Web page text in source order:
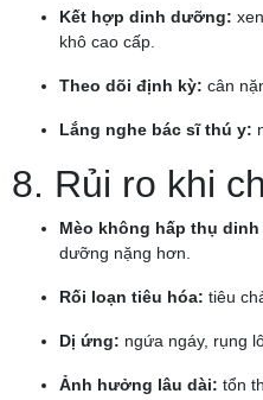
Kết hợp dinh dưỡng:
khô cao cấp.
Theo dõi định kỳ: cân
Lắng nghe bác sĩ thú y:
8. Rủi ro khi
Mèo không hấp thụ
dưỡng nặng hơn.
Rối loạn tiêu hóa: tiêu
Dị ứng: ngứa ngáy, rụng
Ảnh hưởng lâu dài: tổn